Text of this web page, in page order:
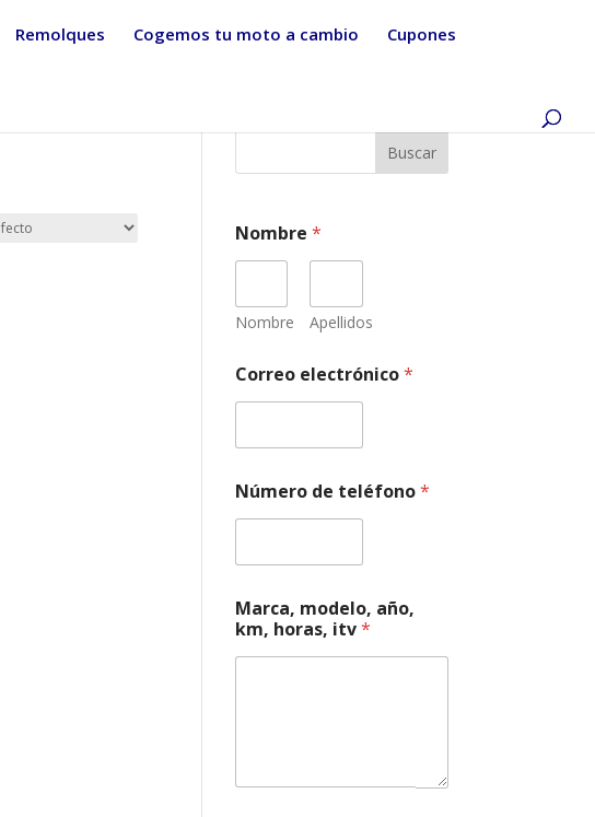
Remolques Cogemos tu moto a cambio
Cupones
Buscar
Nombre*
Nombre Apellidos
Correo electrónico*
Número de teléfono*
Marca, modelo, año,
km, horas, itv*